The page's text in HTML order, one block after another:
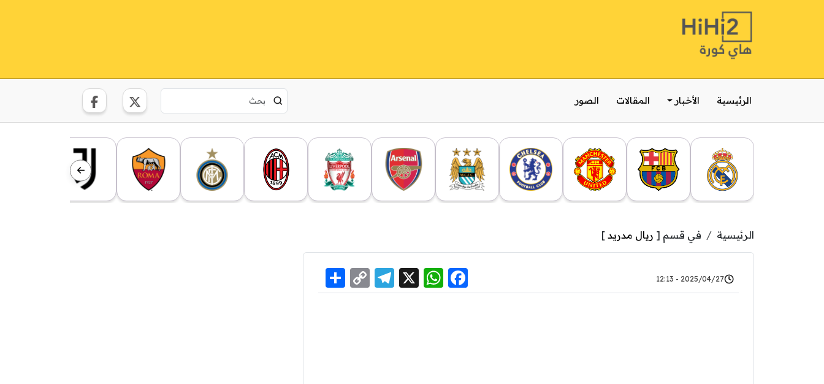
الرئيسية الأخبار المقالات الصور
الرئيسية في قسم [ ريال مدريد ]
2025/04/27 - 12:13
Facebook
WhatsApp
X
Telegram
Copy
Link